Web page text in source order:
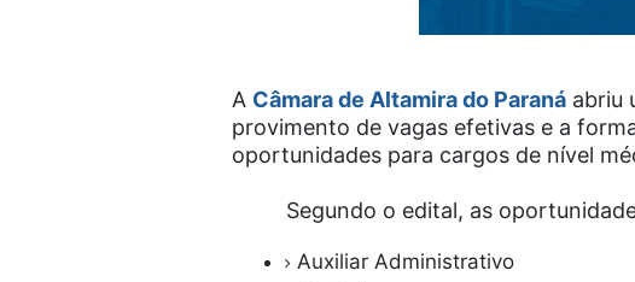
A Câmara de Altamira do Paraná abriu
provimento de vagas efetivas e a
oportunidades para cargos de nível
Segundo o edital, as
Auxiliar Administrativo